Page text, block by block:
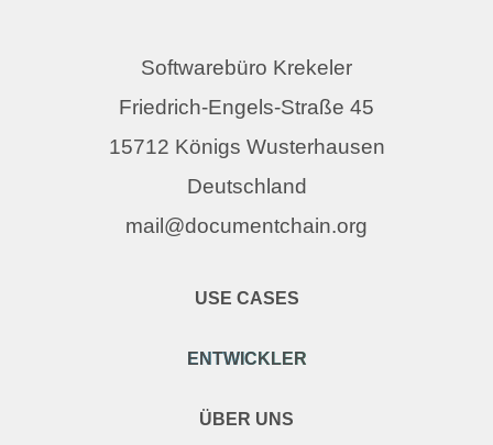
Softwarebüro Krekeler
Friedrich-Engels-Straße 45
15712 Königs Wusterhausen
Deutschland
mail@documentchain.org
USE CASES
ENTWICKLER
ÜBER UNS